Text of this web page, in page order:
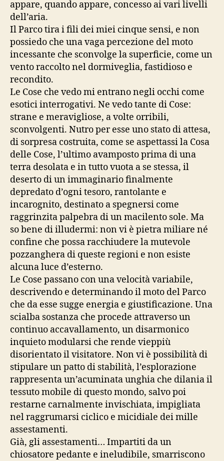
appare, quando appare, concesso ai vari livelli
dell’aria.
Il Parco tira i fili dei miei cinque sensi, e non
possiedo che una vaga percezione del moto
incessante che sconvolge la superficie, come un
vento raccolto nel dormiveglia, fastidioso e
recondito.
Le Cose che vedo mi entrano negli occhi come
esotici interrogativi. Ne vedo tante di Cose:
strane e meravigliose, a volte orribili,
sconvolgenti. Nutro per esse uno stato di attesa,
di sorpresa costruita, come se aspettassi la Cosa
delle Cose, l’ultimo avamposto prima di una
terra desolata e in tutto vuota a se stessa, il
deserto di un immaginario finalmente
depredato d’ogni tesoro, rantolante e
incarognito, destinato a spegnersi come
raggrinzita palpebra di un macilento sole. Ma
so bene di illudermi: non vi è pietra miliare né
confine che possa racchiudere la mutevole
pozzanghera di queste regioni e non esiste
alcuna luce d’esterno.
Le Cose passano con una velocità variabile,
descrivendo e determinando il moto del Parco
che da esse sugge energia e giustificazione. Una
scialba sostanza che procede attraverso un
continuo accavallamento, un disarmonico
inquieto modularsi che rende vieppiù
disorientato il visitatore. Non vi è possibilità di
stipulare un patto di stabilità, l’esplorazione
rappresenta un’acuminata unghia che dilania il
tessuto mobile di questo mondo, salvo poi
restarne carnalmente invischiata, impigliata
nel raggrumarsi ciclico e micidiale dei mille
assestamenti.
Già, gli assestamenti… Impartiti da un
chiosatore pedante e ineludibile, smarriscono